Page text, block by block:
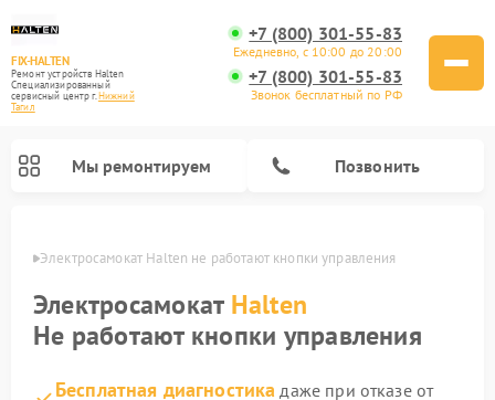
FIX-HALTEN
Ремонт устройств Halten
Специализированный
cервисный центр г.Нижний
Тагил
+7 (800) 301-55-83
Ежедневно, с 10:00 до 20:00
+7 (800) 301-55-83
Звонок бесплатный по РФ
Мы ремонтируем Позвонить
Электросамокат Halten не работают кнопки управления
Электросамокат Halten
Не работают кнопки управления
Бесплатная диагностика даже при отказе от